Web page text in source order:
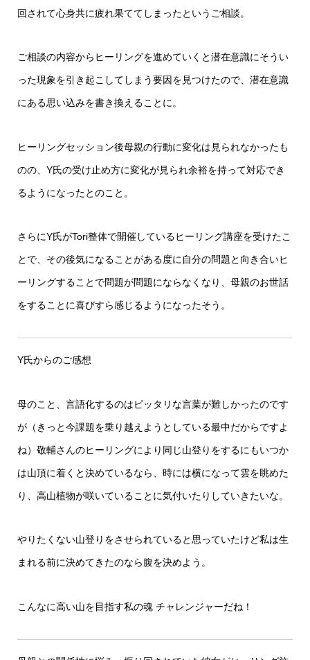
回されて心身共に疲れ果ててしまったというご相談。
ご相談の内容からヒーリングを進めていくと潜在意識にそうい
った現象を引き起こしてしまう要因を見つけたので、潜在意識
にある思い込みを書き換えることに。
ヒーリングセッション後母親の行動に変化は見られなかったも
のの、Y氏の受け止め方に変化が見られ余裕を持って対応でき
るようになったとのこと。
さらにY氏がTori整体で開催しているヒーリング講座を受けたこ
とで、その後気になることがある度に自分の問題と向き合いヒ
ーリングすることで問題が問題にならなくなり、母親のお世話
をすることに喜びすら感じるようになったそう。
Y氏からのご感想
母のこと、言語化するのはピッタリな言葉が難しかったのです
が（きっと今課題を乗り越えようとしている最中だからですよ
ね）敬輔さんのヒーリングにより同じ山登りをするにもいつか
は山頂に着くと決めているなら、時には横になって雲を眺めた
り、高山植物が咲いていることに気付いたりしていきたいな。
やりたくない山登りをさせられていると思っていたけど私は生
まれる前に決めてきたのなら腹を決めよう。
こんなに高い山を目指す私の魂 チャレンジャーだね！